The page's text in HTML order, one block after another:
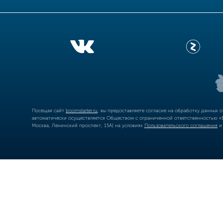
Посещая сайт boomstarter.ru , вы предоставляете согласие на обработку
автоматически осуществляется Обществом с ограниченной
Москва, Ленинский проспект, 15А) на условиях Пользовательского соглашения и